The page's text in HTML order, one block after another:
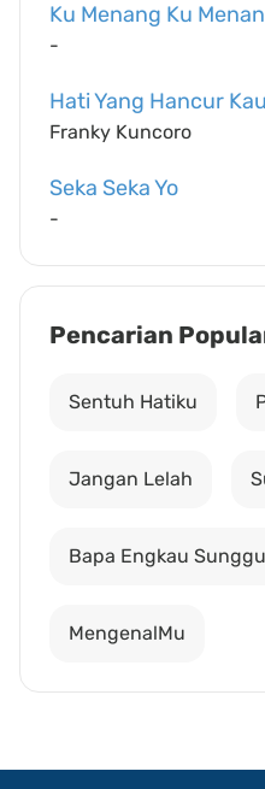
Ku Menang Ku
-
Hati Yang Hancur
Franky Kuncoro
Seka Seka Yo
-
Pencarian
Sentuh Hatiku
Jangan Lelah
Bapa Engkau
MengenalMu